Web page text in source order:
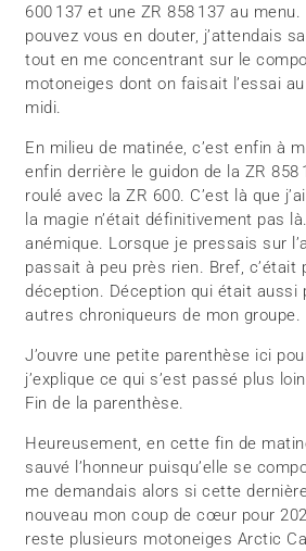
600 137 et une ZR 858 137 au
pouvez vous en douter, j’attendais
tout en me concentrant sur le
motoneiges dont on faisait l’essai
midi.
En milieu de matinée, c’est enfin à
enfin derrière le guidon de la ZR 858
roulé avec la ZR 600. C’est là que
la magie n’était définitivement pas
anémique. Lorsque je pressais sur
passait à peu près rien. Bref, c’était
déception. Déception qui était aussi
autres chroniqueurs de mon groupe.
J’ouvre une petite parenthèse ici
j’explique ce qui s’est passé plus
Fin de la parenthèse.
Heureusement, en cette fin de
sauvé l’honneur puisqu’elle se
me demandais alors si cette
nouveau mon coup de cœur pour
reste plusieurs motoneiges Arctic